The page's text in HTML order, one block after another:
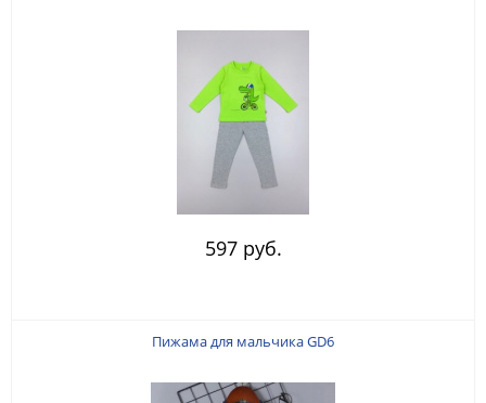
597 руб.
Пижама для мальчика GD6